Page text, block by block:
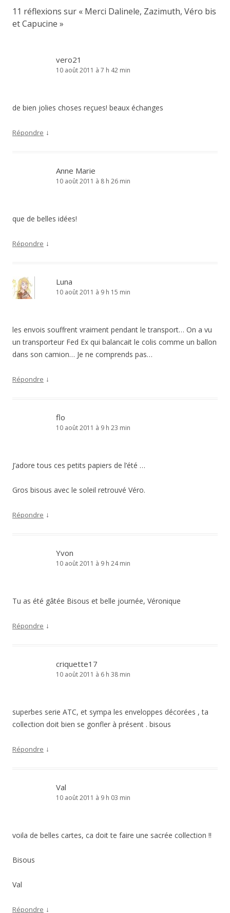
11 réflexions sur « Merci Dalinele, Zazimuth, Véro bis
et Capucine »
vero21
10 août 2011 à 7 h 42 min
de bien jolies choses reçues! beaux échanges
Répondre ↓
Anne Marie
10 août 2011 à 8 h 26 min
que de belles idées!
Répondre ↓
Luna
10 août 2011 à 9 h 15 min
les envois souffrent vraiment pendant le transport… On a vu
un transporteur Fed Ex qui balancait le colis comme un ballon
dans son camion… Je ne comprends pas…
Répondre ↓
flo
10 août 2011 à 9 h 23 min
J’adore tous ces petits papiers de l’été …
Gros bisous avec le soleil retrouvé Véro.
Répondre ↓
Yvon
10 août 2011 à 9 h 24 min
Tu as été gâtée Bisous et belle journée, Véronique
Répondre ↓
criquette17
10 août 2011 à 6 h 38 min
superbes serie ATC, et sympa les enveloppes décorées , ta
collection doit bien se gonfler à présent . bisous
Répondre ↓
Val
10 août 2011 à 9 h 03 min
voila de belles cartes, ca doit te faire une sacrée collection !!
Bisous
Val
Répondre ↓